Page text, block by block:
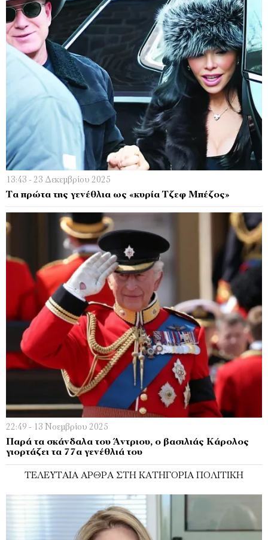
13:43 - 23 Δεκεμβρίου 2025
Τα πρώτα της γενέθλια ως «κυρία Τζεφ Μπέζος»
22:49 - 13 Νοεμβρίου 2025
Παρά τα σκάνδαλα του Άντριου, ο βασιλιάς Κάρολος
γιορτάζει τα 77α γενέθλιά του
ΤΕΛΕΥΤΑΊΑ ΆΡΘΡΑ ΣΤΗ ΚΑΤΗΓΟΡΊΑ ΠΟΛΙΤΙΚΉ